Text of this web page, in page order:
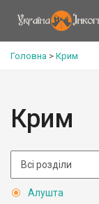
Головна > Крим
Крим
Алушта